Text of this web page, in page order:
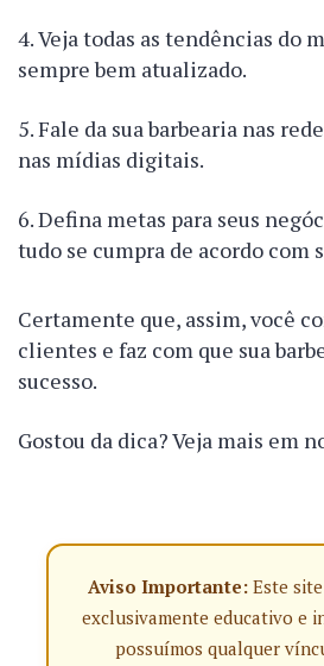
Veja todas as tendências do
sempre bem atualizado.
Fale da sua barbearia nas
nas mídias digitais.
Defina metas para seus
tudo se cumpra de acordo com
Certamente que, assim, você
clientes e faz com que sua
sucesso.
Gostou da dica? Veja mais em
Aviso Importante: Este
exclusivamente educativo e
possuímos qualquer